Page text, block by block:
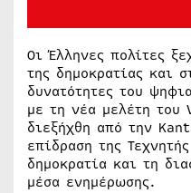
Οι Έλληνες πολίτες
της δημοκρατίας και
δυνατότητες του
με τη νέα μελέτη
διεξήχθη από την
επίδραση της
δημοκρατία και τη
μέσα ενημέρωσης.